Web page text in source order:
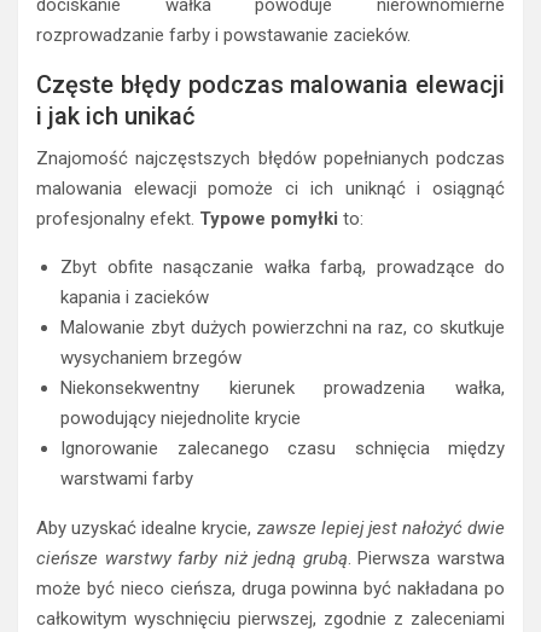
dociskanie wałka powoduje nierównomierne
rozprowadzanie farby i powstawanie zacieków.
Częste błędy podczas malowania elewacji
i jak ich unikać
Znajomość najczęstszych błędów popełnianych podczas
malowania elewacji pomoże ci ich uniknąć i osiągnąć
profesjonalny efekt. Typowe pomyłki to:
Zbyt obfite nasączanie wałka farbą, prowadzące do
kapania i zacieków
Malowanie zbyt dużych powierzchni na raz, co skutkuje
wysychaniem brzegów
Niekonsekwentny kierunek prowadzenia wałka,
powodujący niejednolite krycie
Ignorowanie zalecanego czasu schnięcia między
warstwami farby
Aby uzyskać idealne krycie, zawsze lepiej jest nałożyć dwie
cieńsze warstwy farby niż jedną grubą. Pierwsza warstwa
może być nieco cieńsza, druga powinna być nakładana po
całkowitym wyschnięciu pierwszej, zgodnie z zaleceniami